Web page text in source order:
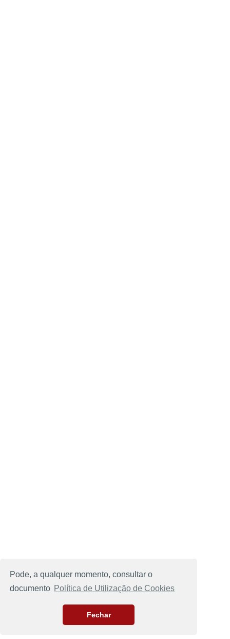
Pode, a qualquer momento, consultar o
documento Política de Utilização de Cookies
Fechar